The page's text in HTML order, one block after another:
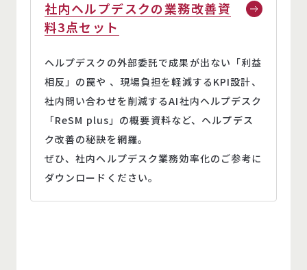
社内ヘルプデスクの業務改善資
料3点セット
ヘルプデスクの外部委託で成果が出ない「利益
相反」の罠や 、現場負担を軽減するKPI設計、
社内問い合わせを削減するAI社内ヘルプデスク
「ReSM plus」の概要資料など、ヘルプデス
ク改善の秘訣を網羅。
ぜひ、社内ヘルプデスク業務効率化のご参考に
ダウンロードください。